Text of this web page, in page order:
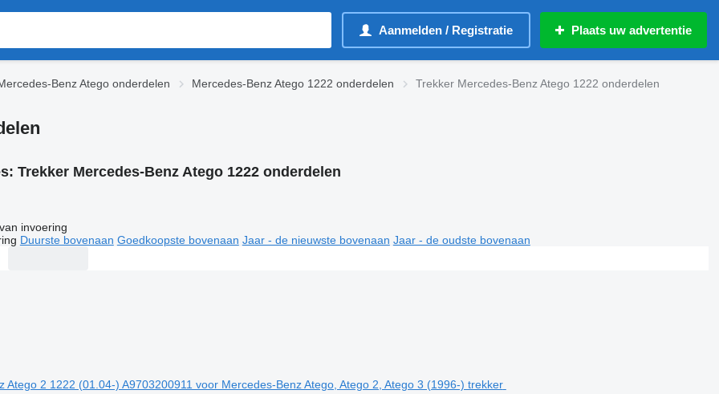
Aanmelden / Registratie Plaats uw advertentie
Benz Atego onderdelen Mercedes-Benz Atego 1222 onderdelen Trekker Mercedes-Benz Atego 1222 onderdelen
Trekker Mercedes-Benz Atego 1222 onderdelen
invoering
Duurste bovenaan Goedkoopste bovenaan Jaar - de nieuwste bovenaan Jaar - de oudste bovenaan